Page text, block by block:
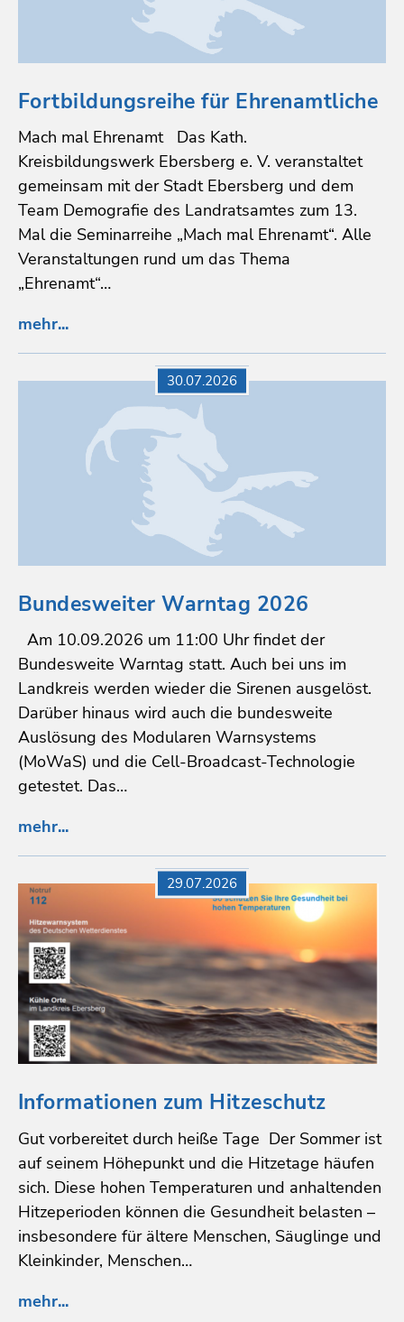
Fortbildungsreihe für Ehrenamtliche
Mach mal Ehrenamt Das Kath.
Kreisbildungswerk Ebersberg e. V. veranstaltet
gemeinsam mit der Stadt Ebersberg und dem
Team Demografie des Landratsamtes zum 13.
Mal die Seminarreihe „Mach mal Ehrenamt“. Alle
Veranstaltungen rund um das Thema
„Ehrenamt“…
mehr...
Bundesweiter Warntag 2026
Am 10.09.2026 um 11:00 Uhr findet der
Bundesweite Warntag statt. Auch bei uns im
Landkreis werden wieder die Sirenen ausgelöst.
Darüber hinaus wird auch die bundesweite
Auslösung des Modularen Warnsystems
(MoWaS) und die Cell-Broadcast-Technologie
getestet. Das…
mehr...
30.07.2026
Informationen zum Hitzeschutz
Gut vorbereitet durch heiße Tage Der Sommer ist
auf seinem Höhepunkt und die Hitzetage häufen
sich. Diese hohen Temperaturen und anhaltenden
Hitzeperioden können die Gesundheit belasten –
insbesondere für ältere Menschen, Säuglinge und
Kleinkinder, Menschen…
mehr...
29.07.2026